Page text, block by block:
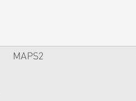
MAPS2